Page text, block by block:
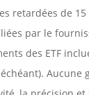
retardées de
par le
des ETF
Aucune